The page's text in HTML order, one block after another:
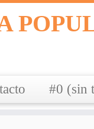
#0 (sin